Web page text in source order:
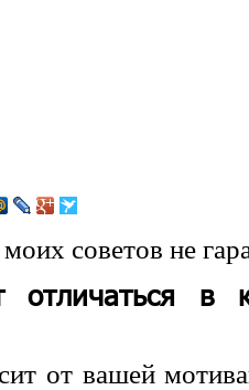
советов не
отличаться в
от вашей